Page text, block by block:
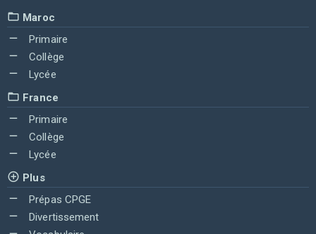
Maroc
Primaire
Collège
Lycée
France
Primaire
Collège
Lycée
Plus
Prépas CPGE
Divertissement